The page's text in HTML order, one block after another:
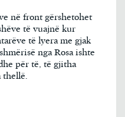
në front gërshetohet
të vuajnë kur
të lyera me gjak
nga Rosa ishte
për të, të gjitha